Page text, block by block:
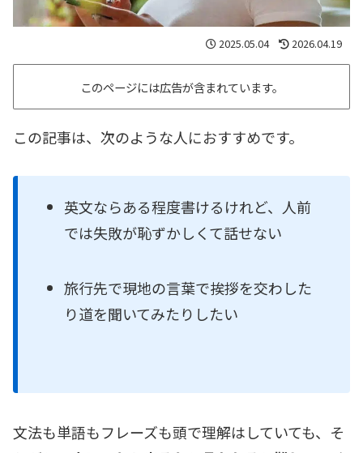
2025.05.04 2026.04.19
このページには広告が含まれています。
この記事は、次のような人におすすめです。
英文ならある程度書けるけれど、人前
では失敗が恥ずかしくて話せない
旅行先で現地の言葉で挨拶を交わした
り道を聞いてみたりしたい
文法も単語もフレーズも頭で理解はしていても、そ